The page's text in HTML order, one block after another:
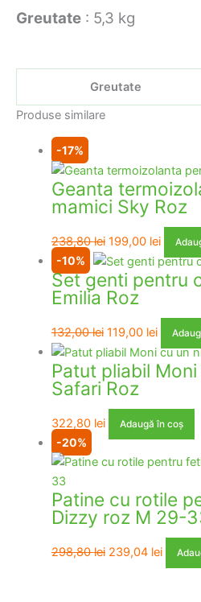
Greutate : 5,3 kg
Greutate
Produse similare
-17%
Geanta
mamici Sky Roz
238,80lei Prețul
inițial
a
fost:
238,80 lei.
199,00 leiPrețul
curent
este:
-10%
Set genti pentru
Emilia Roz
132,00lei Prețul
inițial
a
fost:
132,00 lei.
119,00 leiPrețul
curent
este:
Patut pliabil
Safari Roz
322,80 lei Adaugă în coș
-20%
Patine cu rotile
Dizzy roz M 29-
298,80lei Prețul
239,04 leiPrețul
curent